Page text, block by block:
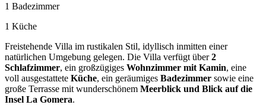
1 Badezimmer
1 Küche
Freistehende Villa im rustikalen Stil, idyllisch inmitten einer
natürlichen Umgebung gelegen. Die Villa verfügt über2
Schlafzimmer, ein großzügiges Wohnzimmer mit Kamin, eine
voll ausgestattete Küche, ein geräumiges Badezimmer sowie eine
große Terrasse mit wunderschönem Meerblick und Blick auf die
Insel La Gomera.